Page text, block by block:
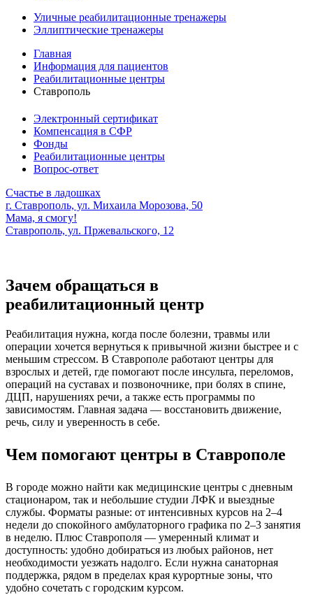
Уличные реабилитационные тренажеры
Эллиптические тренажеры
Главная
Информация для пациентов
Реабилитационные центры
Ставрополь
Электронный сертификат
Компенсация в СФР
Фонды
Реабилитационные центры
Вопрос-ответ
Счастье в ладошках
г. Ставрополь, ул. Михаила Морозова, 50
Мама, я смогу!
Ставрополь, ул. Пржевальского, 12
Зачем обращаться в
реабилитационный центр
Реабилитация нужна, когда после болезни, травмы или
операции хочется вернуться к привычной жизни быстрее и с
меньшим стрессом. В Ставрополе работают центры для
взрослых и детей, где помогают после инсульта, переломов,
операций на суставах и позвоночнике, при болях в спине,
ДЦП, нарушениях речи, а также есть программы по
зависимостям. Главная задача — восстановить движение,
речь, силу и уверенность в себе.
Чем помогают центры в Ставрополе
В городе можно найти как медицинские центры с дневным
стационаром, так и небольшие студии ЛФК и выездные
службы. Форматы разные: от интенсивных курсов на 2–4
недели до спокойного амбулаторного графика по 2–3 занятия
в неделю. Плюс Ставрополя — умеренный климат и
доступность: удобно добираться из любых районов, нет
необходимости уезжать надолго. Если нужна санаторная
поддержка, рядом в пределах края курортные зоны, что
удобно сочетать с городским курсом.